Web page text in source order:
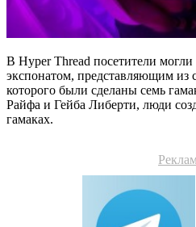
В Hyper Thread посетители могли
экспонатом, представляющим из
которого были сделаны семь
Райфа и Гейба Либерти, люди
гамаках.